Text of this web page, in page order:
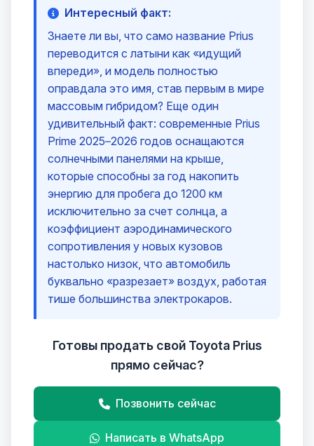
Интересный факт:
Знаете ли вы, что само название Prius
переводится с латыни как «идущий
впереди», и модель полностью
оправдала это имя, став первым в мире
массовым гибридом? Еще один
удивительный факт: современные Prius
Prime 2025–2026 годов оснащаются
солнечными панелями на крыше,
которые способны за год накопить
энергию для пробега до 1200 км
исключительно за счет солнца, а
коэффициент аэродинамического
сопротивления у новых кузовов
настолько низок, что автомобиль
буквально «разрезает» воздух, работая
тише большинства электрокаров.
Готовы продать свой Toyota Prius
прямо сейчас?
Позвонить сейчас
Написать в WhatsApp